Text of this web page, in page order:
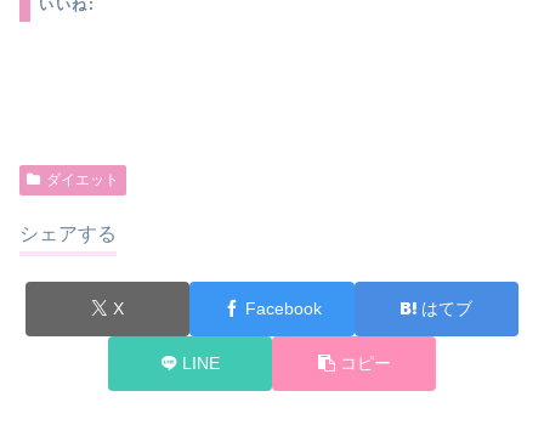
いいね:
ダイエット
シェアする
X Facebook はてブ
LINE コピー